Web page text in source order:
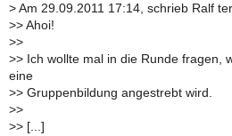
> Am 29.09.2011 17:14, schrieb Ralf
>> Ahoi!
>>
>> Ich wollte mal in die Runde fragen,
eine
>> Gruppenbildung angestrebt wird.
>>
>> [...]